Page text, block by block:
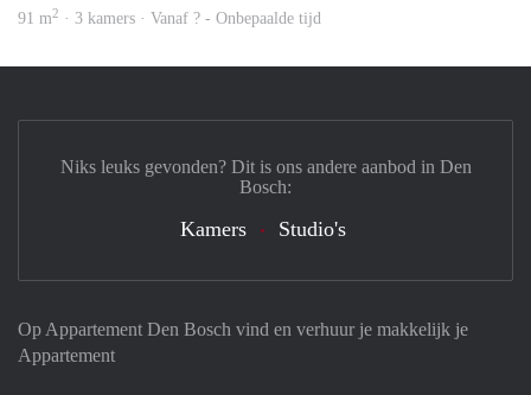
91 m2 · 3 kamers · Vanaf ? - Onbepaalde tijd
Op Appartement Den Bosch vind en verhuur je makkelijk je
Appartement
Niks leuks gevonden? Dit is ons andere aanbod in Den
Bosch:
Kamers Studio's